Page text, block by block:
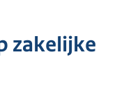
zakelijke